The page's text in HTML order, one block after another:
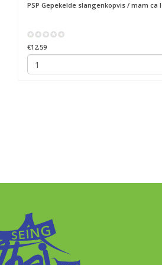
PSP Gepekelde slangenkopvis / mam ca
€12,59